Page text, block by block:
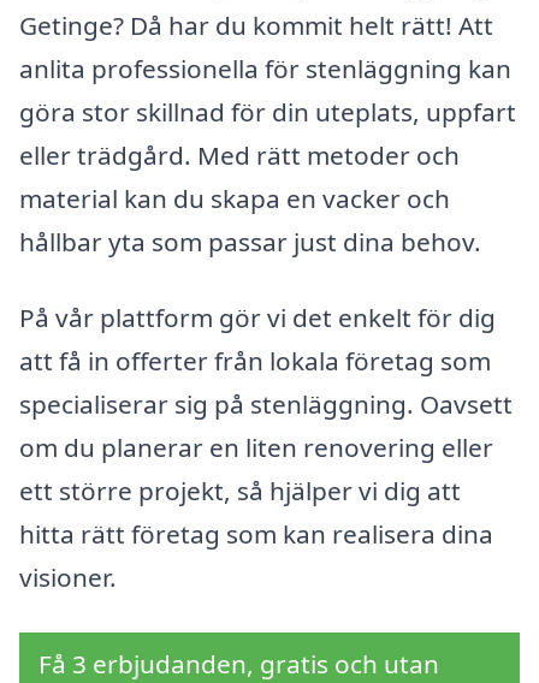
Getinge? Då har du kommit helt rätt! Att
anlita professionella för stenläggning kan
göra stor skillnad för din uteplats, uppfart
eller trädgård. Med rätt metoder och
material kan du skapa en vacker och
hållbar yta som passar just dina behov.
På vår plattform gör vi det enkelt för dig
att få in offerter från lokala företag som
specialiserar sig på stenläggning. Oavsett
om du planerar en liten renovering eller
ett större projekt, så hjälper vi dig att
hitta rätt företag som kan realisera dina
visioner.
Få 3 erbjudanden, gratis och utan